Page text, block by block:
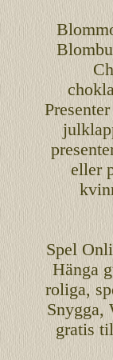
eller
Spel
Hänga
roliga,
Snygga,
gratis